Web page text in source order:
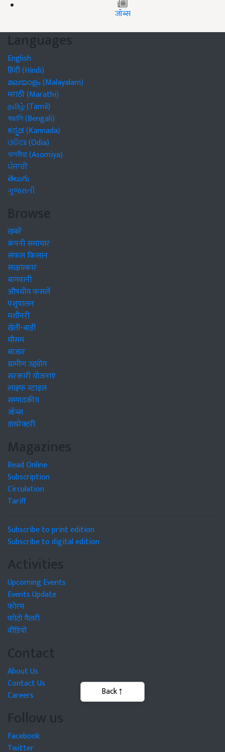
जॉब्स
Languages
English
हिंदी (Hindi)
മലയാളം (Malayalam)
मराठी (Marathi)
தமிழ் (Tamil)
বাঙালি (Bengali)
ಕನ್ನಡ (Kannada)
ଓଡିଆ (Odia)
অসমীয়া (Asomiya)
ਪੰਜਾਬੀ
తెలుగు
ગુજરાતી
Browse
खबरें
कंपनी समाचार
सफल किसान
साक्षात्कार
बागवानी
औषधीय फसलें
पशुपालन
मशीनरी
खेती-बाड़ी
मौसम
बाजार
ग्रामीण उद्द्योग
सरकारी योजनाएं
लाइफ स्टाइल
सम्पादकीय
जॉब्स
डायरेक्टरी
Magazines
Read Online
Subscription
Circulation
Tariff
Subscribe to print edition
Subscribe to digital edition
Activities
Upcoming Events
Events Update
फोरम
फोटो गैलरी
वीडियो
Contact
About Us
Contact Us
Careers
Follow us
Facebook
Twitter
Back